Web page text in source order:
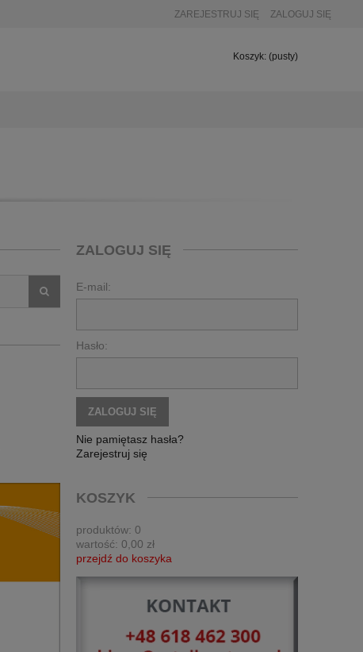
ZAREJESTRUJ SIĘ ZALOGUJ SIĘ
Koszyk: (pusty)
ZALOGUJ SIĘ
E-mail:
Hasło:
ZALOGUJ SIĘ
Nie pamiętasz hasła?
Zarejestruj się
KOSZYK
produktów: 0
wartość: 0,00 zł
przejdź do koszyka